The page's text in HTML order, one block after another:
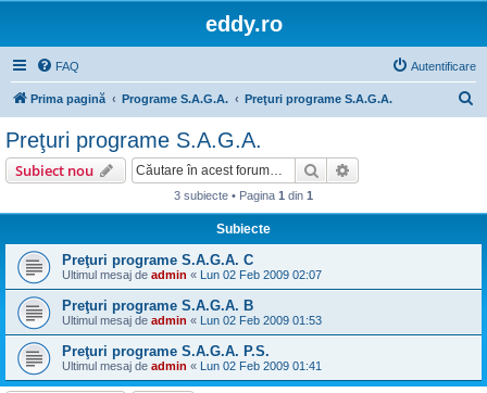
eddy.ro
FAQ Autentificare
Prima pagină Programe S.A.G.A. Preţuri programe S.A.G.A.
Preţuri programe S.A.G.A.
Subiect nou Căutare
3 subiecte • Pagina 1 din 1
Subiecte
Preţuri programe S.A.G.A. C
Ultimul mesaj de admin « Lun 02 Feb 2009 02:07
Preţuri programe S.A.G.A. B
Ultimul mesaj de admin « Lun 02 Feb 2009 01:53
Preţuri programe S.A.G.A. P.S.
Ultimul mesaj de admin « Lun 02 Feb 2009 01:41